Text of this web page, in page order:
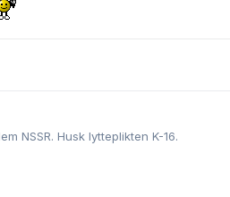
NSSR. Husk lytteplikten K-16.